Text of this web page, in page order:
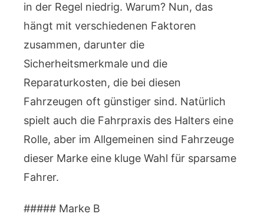
in der Regel niedrig. Warum? Nun, das
hängt mit verschiedenen Faktoren
zusammen, darunter die
Sicherheitsmerkmale und die
Reparaturkosten, die bei diesen
Fahrzeugen oft günstiger sind. Natürlich
spielt auch die Fahrpraxis des Halters eine
Rolle, aber im Allgemeinen sind Fahrzeuge
dieser Marke eine kluge Wahl für sparsame
Fahrer.
##### Marke B